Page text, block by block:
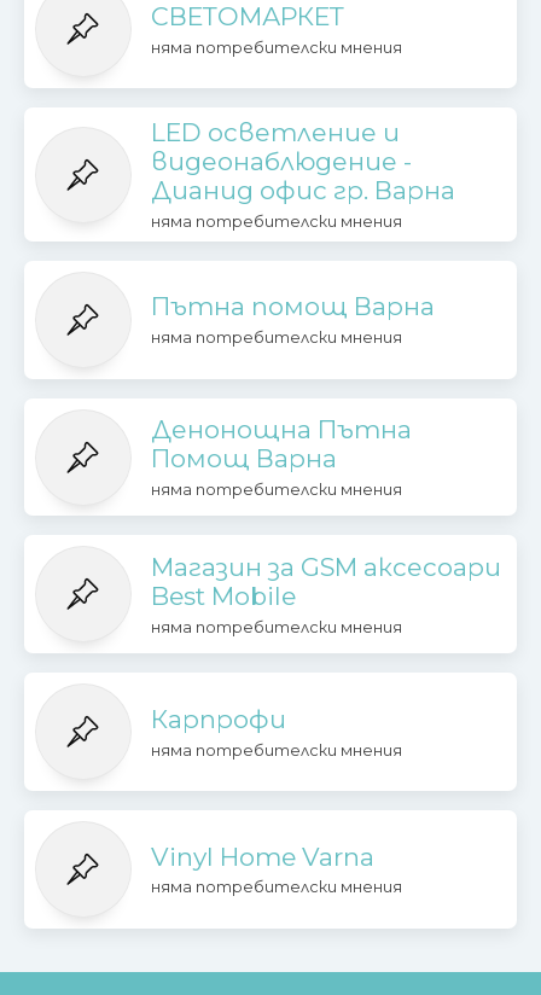
СВЕТОМАРКЕТ
няма потребителски мнения
LED осветление и
видеонаблюдение -
Дианид офис гр. Варна
няма потребителски мнения
Пътна помощ Варна
няма потребителски мнения
Денонощна Пътна
Помощ Варна
няма потребителски мнения
Магазин за GSM аксесоари
Best Mobile
няма потребителски мнения
Карпрофи
няма потребителски мнения
Vinyl Home Varna
няма потребителски мнения